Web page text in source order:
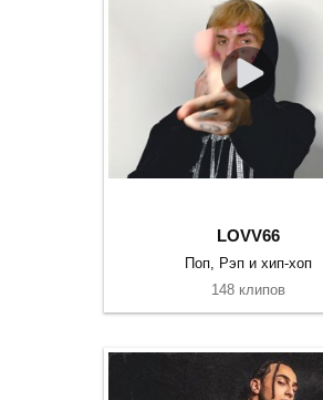
LOVV66
Поп, Рэп и хип-хоп
148 клипов